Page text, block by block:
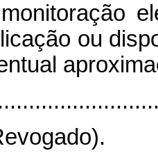
ou